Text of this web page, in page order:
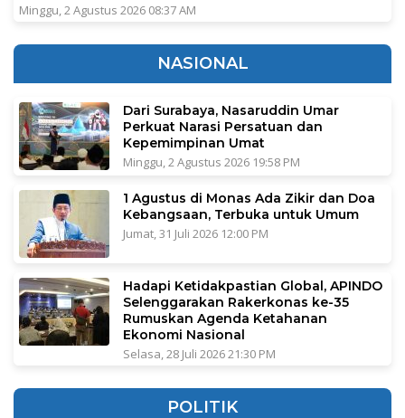
Minggu, 2 Agustus 2026 08:37 AM
NASIONAL
Dari Surabaya, Nasaruddin Umar
Perkuat Narasi Persatuan dan
Kepemimpinan Umat
Minggu, 2 Agustus 2026 19:58 PM
1 Agustus di Monas Ada Zikir dan Doa
Kebangsaan, Terbuka untuk Umum
Jumat, 31 Juli 2026 12:00 PM
Hadapi Ketidakpastian Global, APINDO
Selenggarakan Rakerkonas ke-35
Rumuskan Agenda Ketahanan
Ekonomi Nasional
Selasa, 28 Juli 2026 21:30 PM
POLITIK